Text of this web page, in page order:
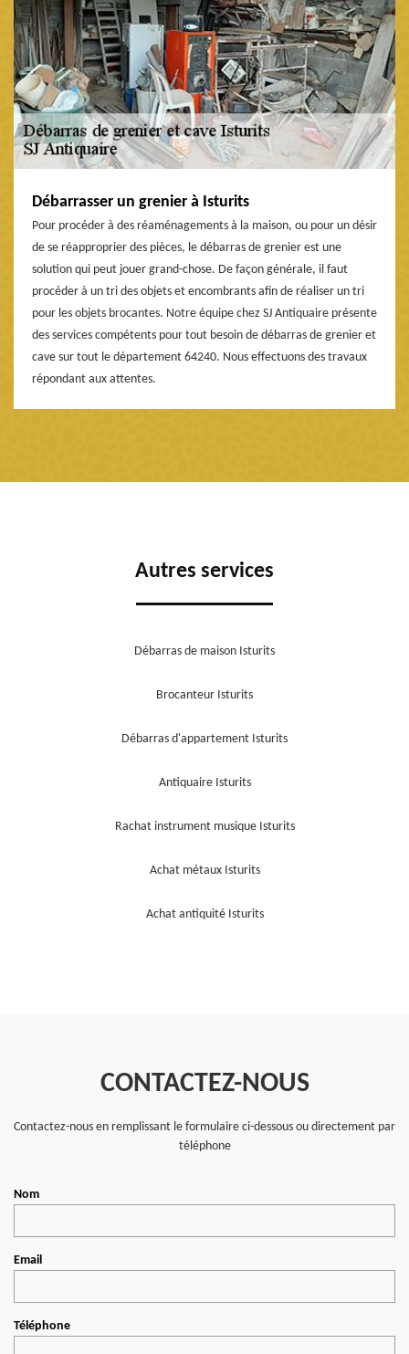
Débarrasser un grenier à Isturits
Pour procéder à des réaménagements à la maison, ou pour un désir
de se réapproprier des pièces, le débarras de grenier est une
solution qui peut jouer grand-chose. De façon générale, il faut
procéder à un tri des objets et encombrants afin de réaliser un tri
pour les objets brocantes. Notre équipe chez SJ Antiquaire présente
des services compétents pour tout besoin de débarras de grenier et
cave sur tout le département 64240. Nous effectuons des travaux
répondant aux attentes.
Autres services
Débarras de maison Isturits
Brocanteur Isturits
Débarras d'appartement Isturits
Antiquaire Isturits
Rachat instrument musique Isturits
Achat métaux Isturits
Achat antiquité Isturits
CONTACTEZ-NOUS
Contactez-nous en remplissant le formulaire ci-dessous ou directement par
téléphone
Nom
Email
Téléphone